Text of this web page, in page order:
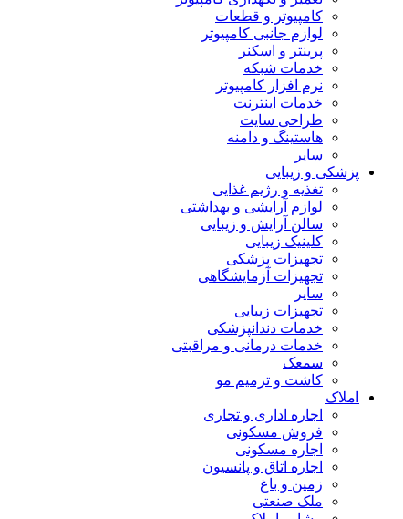
کامپیوتر و قطعات
لوازم جانبی کامپیوتر
پرینتر و اسکنر
خدمات شبکه
نرم افزار کامپیوتر
خدمات اینترنت
طراحی سایت
هاستینگ و دامنه
سایر
پزشکی و زیبایی
تغذیه و رژیم غذایی
لوازم آرایشی و بهداشتی
سالن آرایش و زیبایی
کلینیک زیبایی
تجهیزات پزشکی
تجهیزات آزمایشگاهی
سایر
تجهیزات زیبایی
خدمات دندانپزشکی
خدمات درمانی و مراقبتی
سمعک
کاشت و ترمیم مو
املاک
اجاره اداری و تجاری
فروش مسکونی
اجاره مسکونی
اجاره اتاق و پانسیون
زمین و باغ
ملک صنعتی